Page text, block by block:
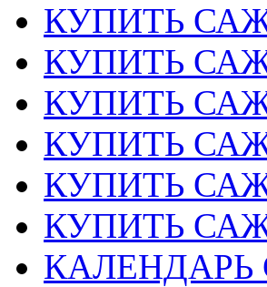
КУПИТЬ
КУПИТЬ
КУПИТЬ
КУПИТЬ
КУПИТЬ
КУПИТЬ